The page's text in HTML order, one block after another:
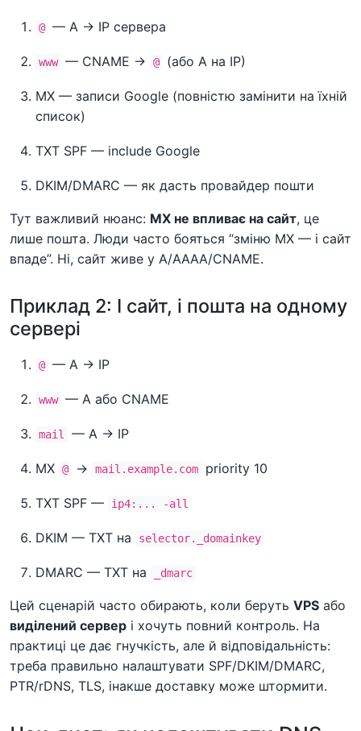
@ — A → IP сервера
www — CNAME → @ (або A на IP)
MX — записи Google (повністю замінити на їхній
список)
TXT SPF — include Google
DKIM/DMARC — як дасть провайдер пошти
Тут важливий нюанс: MX не впливає на сайт, це
лише пошта. Люди часто бояться “зміню MX — і сайт
впаде”. Ні, сайт живе у A/AAAA/CNAME.
Приклад 2: І сайт, і пошта на одному
сервері
@ — A → IP
www — A або CNAME
mail — A → IP
MX @ → mail.example.com priority 10
TXT SPF — ip4:... -all
DKIM — TXT на selector._domainkey
DMARC — TXT на _dmarc
Цей сценарій часто обирають, коли беруть VPS або
виділений сервер і хочуть повний контроль. На
практиці це дає гнучкість, але й відповідальність:
треба правильно налаштувати SPF/DKIM/DMARC,
PTR/rDNS, TLS, інакше доставку може штормити.